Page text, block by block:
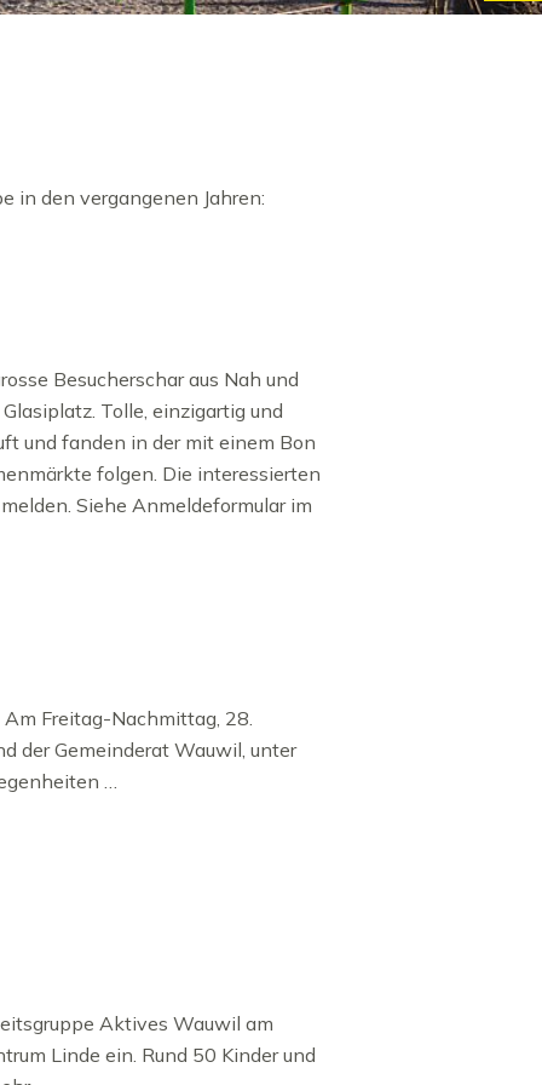
in den vergangenen Jahren:
Besucherschar aus Nah und
Tolle, einzigartig und
und fanden in der mit einem Bon
folgen. Die interessierten
Siehe Anmeldeformular im
Freitag-Nachmittag, 28.
der Gemeinderat Wauwil, unter
…
Aktives Wauwil am
Linde ein. Rund 50 Kinder und